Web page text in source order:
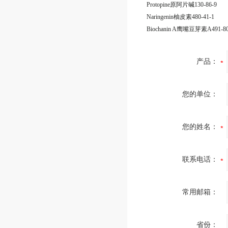
Protopine原阿片碱130-86-9
Naringenin柚皮素480-41-1
Biochanin A鹰嘴豆芽素A491-
产品：
您的单位：
您的姓名：
联系电话：
常用邮箱：
省份：